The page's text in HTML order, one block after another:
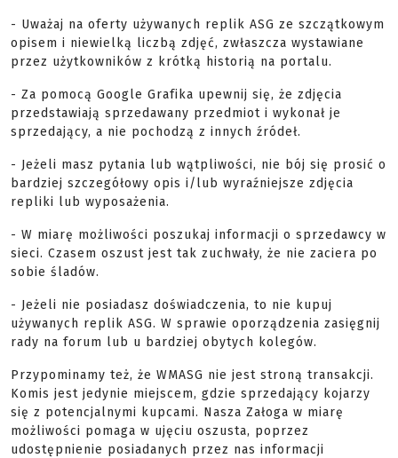
- Uważaj na oferty używanych replik ASG ze szczątkowym
opisem i niewielką liczbą zdjęć, zwłaszcza wystawiane
przez użytkowników z krótką historią na portalu.
- Za pomocą Google Grafika upewnij się, że zdjęcia
przedstawiają sprzedawany przedmiot i wykonał je
sprzedający, a nie pochodzą z innych źródeł.
- Jeżeli masz pytania lub wątpliwości, nie bój się prosić o
bardziej szczegółowy opis i/lub wyraźniejsze zdjęcia
repliki lub wyposażenia.
- W miarę możliwości poszukaj informacji o sprzedawcy w
sieci. Czasem oszust jest tak zuchwały, że nie zaciera po
sobie śladów.
- Jeżeli nie posiadasz doświadczenia, to nie kupuj
używanych replik ASG. W sprawie oporządzenia zasięgnij
rady na forum lub u bardziej obytych kolegów.
Przypominamy też, że WMASG nie jest stroną transakcji.
Komis jest jedynie miejscem, gdzie sprzedający kojarzy
się z potencjalnymi kupcami. Nasza Załoga w miarę
możliwości pomaga w ujęciu oszusta, poprzez
udostępnienie posiadanych przez nas informacji